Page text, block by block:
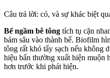
Câu trả lời: có, và sự khác biệt
Bể ngầm bê tông tích tụ cặn
bám sâu vào thành bể. Biofilm
tông rất khó tẩy sạch nếu không
hiệu bẩn thường xuất hiện
hơn trước khi phát hiện.